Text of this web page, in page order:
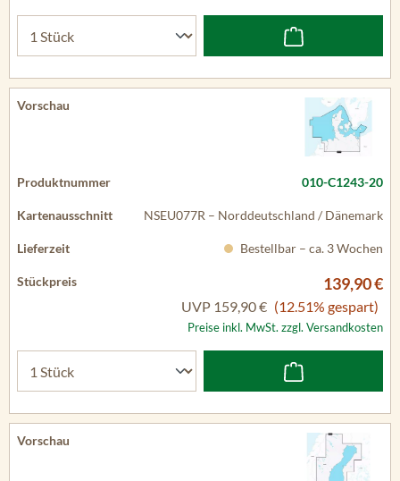
010-C1243-20
NSEU077R – Norddeutschland / Dänemark
Bestellbar – ca. 3 Wochen
139,90 €
UVP 159,90 € (12.51% gespart)
Preise inkl. MwSt. zzgl. Versandkosten